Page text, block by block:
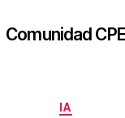
Comunidad CPE
IA